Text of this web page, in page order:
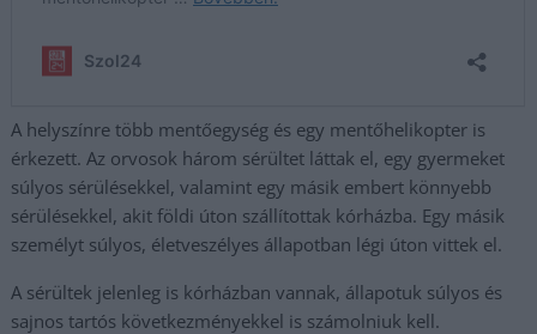
A helyszínre több mentőegység és egy mentőhelikopter is
érkezett. Az orvosok három sérültet láttak el, egy gyermeket
súlyos sérülésekkel, valamint egy másik embert könnyebb
sérülésekkel, akit földi úton szállítottak kórházba. Egy másik
személyt súlyos, életveszélyes állapotban légi úton vittek el.
A sérültek jelenleg is kórházban vannak, állapotuk súlyos és
sajnos tartós következményekkel is számolniuk kell.